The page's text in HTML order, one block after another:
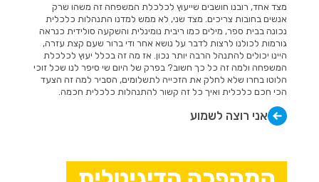
מצד אחד, רובנו חושבים שייעוץ לכלכלת המשפחה זה משהו שרק
אנשים בחובות צריכים. מצד שני, לא ממש למדנו התנהלות כלכלית
נכונה בבית ספר, מילים כמו ריבית נומינלית והשקעה סולידית כנראה
גורמות לכולנו לרצות לדבר על נושא אחר ודי ברור שעם קצת עזרה,
היינו יכולים להתנהל הרבה יותר נכון. אז מה זה בכלל יעוץ לכלכלת
המשפחה ולמה זה כל כך חשוב? בפרק של היום שי סיפר לנו שכל זוכי
הלוטו בחרו שלא לחלק את הזכייה לתשלומים, הסביר למה זה הצעד
הכי חכם כלכלית ואיך כל זה קשור להתנהלות כלכלית חכמה.
אני רוצה לשמוע